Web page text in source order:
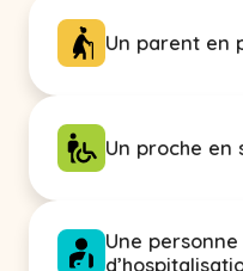
Un parent en
Un proche en
Une